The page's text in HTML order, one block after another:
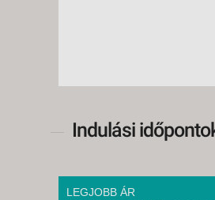
Indulási
LEGJOBB ÁR